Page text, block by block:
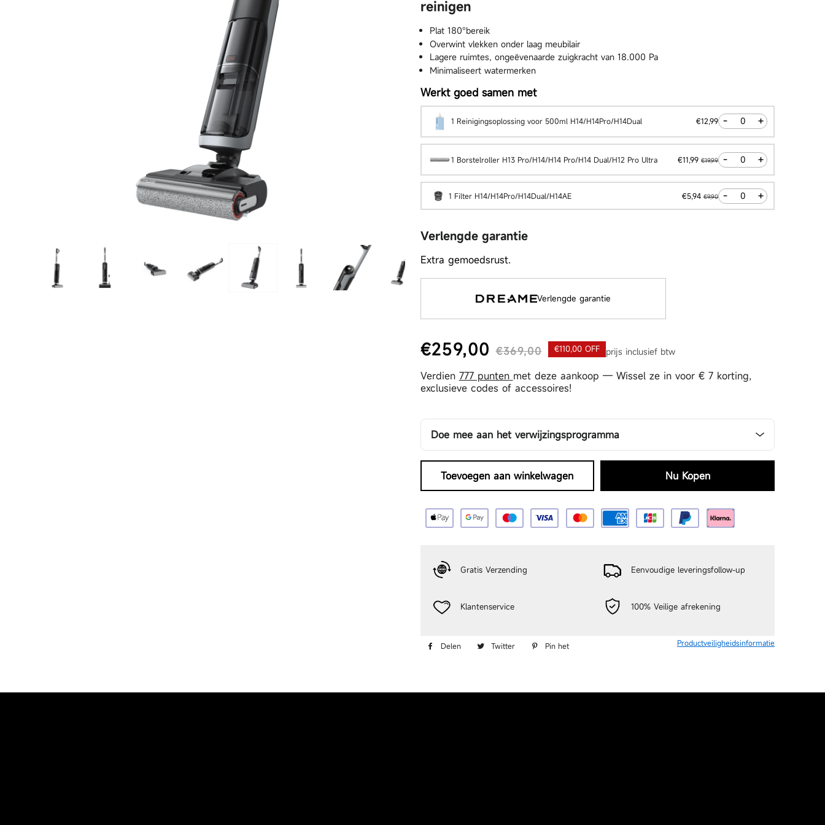
Verlengde Garantie
L10s Ultra Gen 3 Kit D20 Pro Plus L10s Pro Gen 3
reinigen
Plat 180°bereik
Overwint vlekken onder laag meubilair
Lagere ruimtes, ongeëvenaarde zuigkracht van 18.000 Pa
Minimaliseert watermerken
Werkt goed samen met
1 Reinigingsoplossing voor 500ml H14/H14Pro/H14Dual €12,99 - +
1 Borstelroller H13 Pro/H14/H14 Pro/H14 Dual/H12 Pro Ultra €11,99 €19,99 - +
1 Filter H14/H14Pro/H14Dual/H14AE €5,94 €9,90 - +
Verlengde garantie
Extra gemoedsrust.
Verlengde garantie
€259,00
Normale prijs
€369,00 €110,00 OFF
Aanbiedingsprijs
prijs inclusief btw
Verdien 777 punten met deze aankoop — Wissel ze in voor € 7korting,
exclusieve codes of accessoires!
Doe mee aan het verwijzingsprogramma
heeft gebruikt voor een aankoop
Doorgaan
Toevoegen aan winkelwagen Nu Kopen
Gratis Verzending Eenvoudige leveringsfollow-up
Klantenservice 100% Veilige afrekening
Delen Delen op Facebook
Twitter Twitteren op Twitter
Pin het Productveiligheidsinformatie